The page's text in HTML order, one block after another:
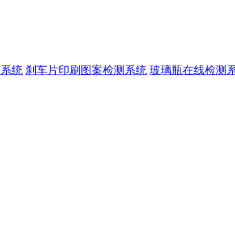
统 刹车片印刷图案检测系统 玻璃瓶在线检测